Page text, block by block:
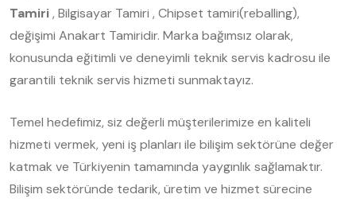
Tamiri, Bilgisayar Tamiri , Chipset tamiri(reballing),
değişimi Anakart Tamiridir. Marka bağımsız olarak,
konusunda eğitimli ve deneyimli teknik servis kadrosu ile
garantili teknik servis hizmeti sunmaktayız.
Temel hedefimiz, siz değerli müşterilerimize en kaliteli
hizmeti vermek, yeni iş planları ile bilişim sektörüne değer
katmak ve Türkiyenin tamamında yaygınlık sağlamaktır.
Bilişim sektöründe tedarik, üretim ve hizmet sürecine